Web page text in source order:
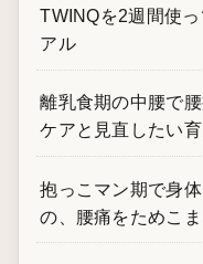
TWINQを2週間使っ
アル
離乳食期の中腰で
ケアと見直したい
抱っこマン期で身
の、腰痛をためこ